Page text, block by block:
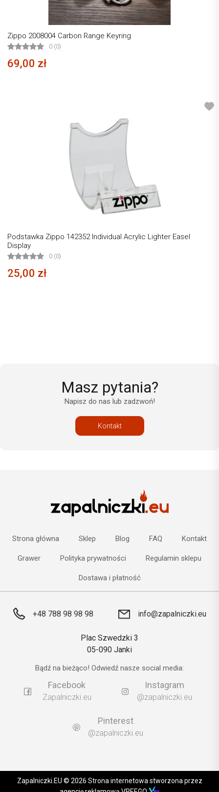
Zippo 2008004 Carbon Range Keyring
0 (0)
69,00 zł
Podstawka Zippo 142352 Individual Acrylic Lighter Easel
Display
0 (0)
25,00 zł
Masz pytania?
Napisz do nas lub zadzwoń!
Kontakt
Strona główna Sklep Blog FAQ Kontakt
Grawer Polityka prywatności Regulamin sklepu
Dostawa i płatność
+48 788 98 98 98 info@zapalniczki.eu
Plac Szwedzki 3
05-090 Janki
Bądź na bieżąco! Odwiedź nasze social media:
Facebook
Zapalniczki.eu
Instagram
@zapalniczki.eu
Pinterest
@zapalniczki.eu
Zapalniczki.EU © 2026 Strona internetowa stworzona przez